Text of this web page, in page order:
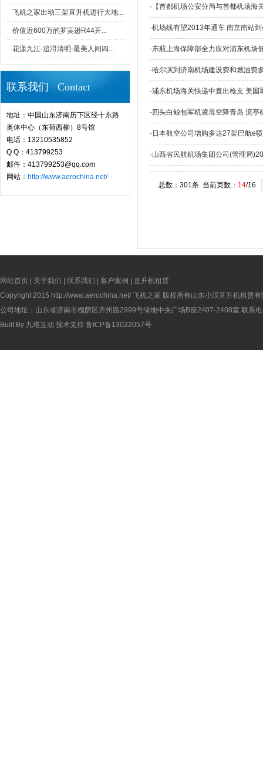
飞机之家出动三架直升机进行大地...
价值近600万的罗宾逊R44开...
花漾九江-追浔清明-最美人间四...
联系我们 Contact
地址：中国山东济南历下区经十东路
奥体中心（东荷西柳）8号馆
电话：13210535852
Q Q：413799253
邮件：413799253@qq.com
网站： http://www.aerochina.net/
· 【首都机场公安分局与首都机场
·机场线有望2013年通车 南京南站
·东航上海保障部全力应对浦东机场
·哈尔滨到济南机场建设费和燃油费
·浦东机场海关快递中查出枪支 美国
· 四头白鲸包军机凌晨空降青岛 流亭
· 日本航空公司增购多达27架巴航e
·山西省民航机场集团公司(管理局
总数：301条 当前页数： 14/16
网站首页 关于我们 联系我们 客户案例
直升机租赁
Copyright 2015 http://www.aerochina.net/ 飞机之家 版权所有山东小汉直升机租赁有
公司地址：山东省济南市槐荫区齐州路2999号绿地中央广场B座2407-2408室 联系
Built By 九维互动 技术支持 鲁ICP备13022057号